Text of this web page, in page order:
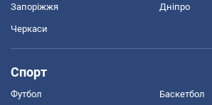
Запоріжжя Дніпро
Черкаси
Спорт
Футбол Баскетбол